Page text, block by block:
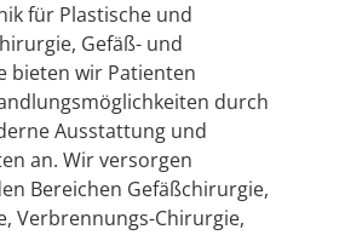
für Plastische und
Gefäß- und
bieten wir Patienten
durch
Ausstattung und
an. Wir versorgen
Bereichen Gefäßchirurgie,
Verbrennungs-Chirurgie,